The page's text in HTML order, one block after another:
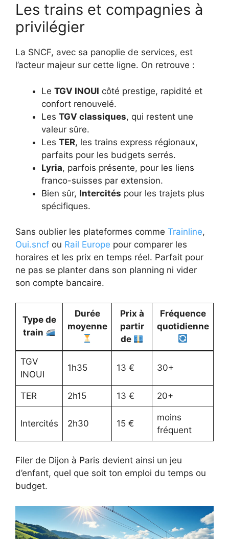
Les trains et compagnies à
privilégier
La SNCF, avec sa panoplie de services, est
l’acteur majeur sur cette ligne. On retrouve :
Le TGV INOUI côté prestige, rapidité et
confort renouvelé.
Les TGV classiques, qui restent une
valeur sûre.
Les TER, les trains express régionaux,
parfaits pour les budgets serrés.
Lyria, parfois présente, pour les liens
franco-suisses par extension.
Bien sûr, Intercités pour les trajets plus
spécifiques.
Sans oublier les plateformes comme Trainline,
Oui.sncf ou Rail Europe pour comparer les
horaires et les prix en temps réel. Parfait pour
ne pas se planter dans son planning ni vider
son compte bancaire.
Type de
train
Durée
moyenne
Prix à
partir
de
Fréquence
quotidienne
TGV
INOUI
1h35 13 € 30+
TER 2h15 13 € 20+
Intercités 2h30 15 €
moins
fréquent
Filer de Dijon à Paris devient ainsi un jeu
d’enfant, quel que soit ton emploi du temps ou
budget.